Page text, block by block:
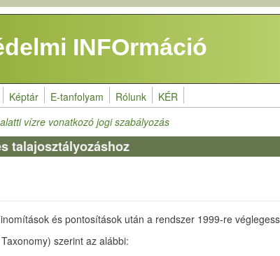
INFOrmáció
Képtár E-tanfolyam Rólunk KÉR
vízre vonatkozó jogi szabályozás
talajosztályozáshoz
és pontosítások után a rendszer 1999-re
szerint az alábbi: